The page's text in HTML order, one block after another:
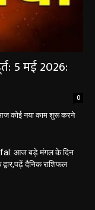
5 मई 2026:
0
कोई नया काम शुरू करने
आज बड़े मंगल के दिन
दैनिक राशिफल